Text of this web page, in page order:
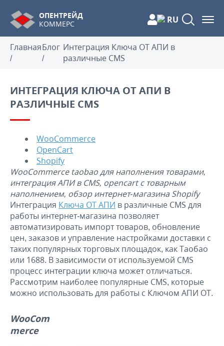
ОПЕНТРЕЙД
КОММЕРС
RU
Главная
/
Блог
/
Интеграция Ключа ОТ АПИ в
различные CMS
ИНТЕГРАЦИЯ КЛЮЧА ОТ АПИ В
РАЗЛИЧНЫЕ CMS
WooCommerce
OpenCart
Shopify
WooCommerce taobao для наполнения товарами,
интеграция АПИ в CMS, opencart c товарным
наполнением, обзор интернет-магазина Shopify
Интеграция Ключа ОТ АПИ в различные CMS для
работы интернет-магазина позволяет
автоматизировать импорт товаров, обновление
цен, заказов и управление настройками доставки с
таких популярных торговых площадок, как Таобао
или 1688. В зависимости от используемой CMS
процесс интеграции ключа может отличаться.
Рассмотрим наиболее популярные CMS, которые
можно использовать для работы с Ключом АПИ OT.
WooCom
merce